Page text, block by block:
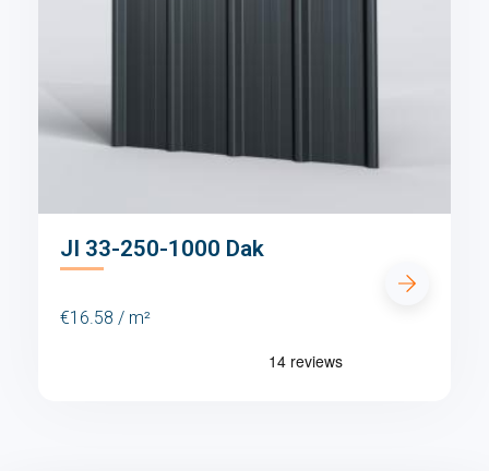
JI 33-250-1000 Dak
€16.58 / m²